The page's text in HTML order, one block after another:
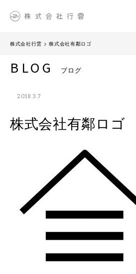
株式会社行雲 >株式会社有鄰ロゴ
BLOG ブログ
2018.3.7
株式会社有鄰ロゴ